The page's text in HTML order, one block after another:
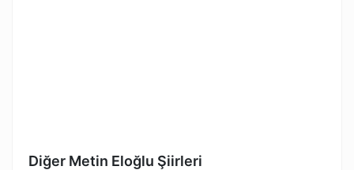
Diğer Metin Eloğlu Şiirleri